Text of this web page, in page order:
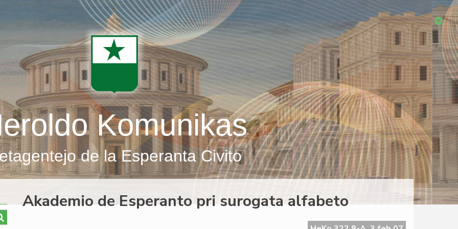
Komunikas
de la Esperanta Civito
Akademio de Esperanto pri surogata alfabeto